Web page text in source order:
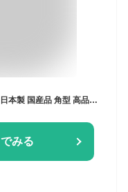
野田琺瑯 ぬか漬け美人(TK-32) /保存容器 日本製 国産品 角型 高品質 手作業 冷蔵 冷凍 耐熱 味噌 漬物 ぬか漬け 梅漬け らっきょう 乾燥ぬか ぬか床 保存食 お米 衛生的 白 清潔感 家庭用 シンプル おしゃれ
みる